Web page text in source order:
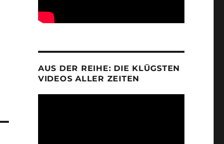
AUS DER REIHE: DIE KLÜGSTEN
VIDEOS ALLER ZEITEN